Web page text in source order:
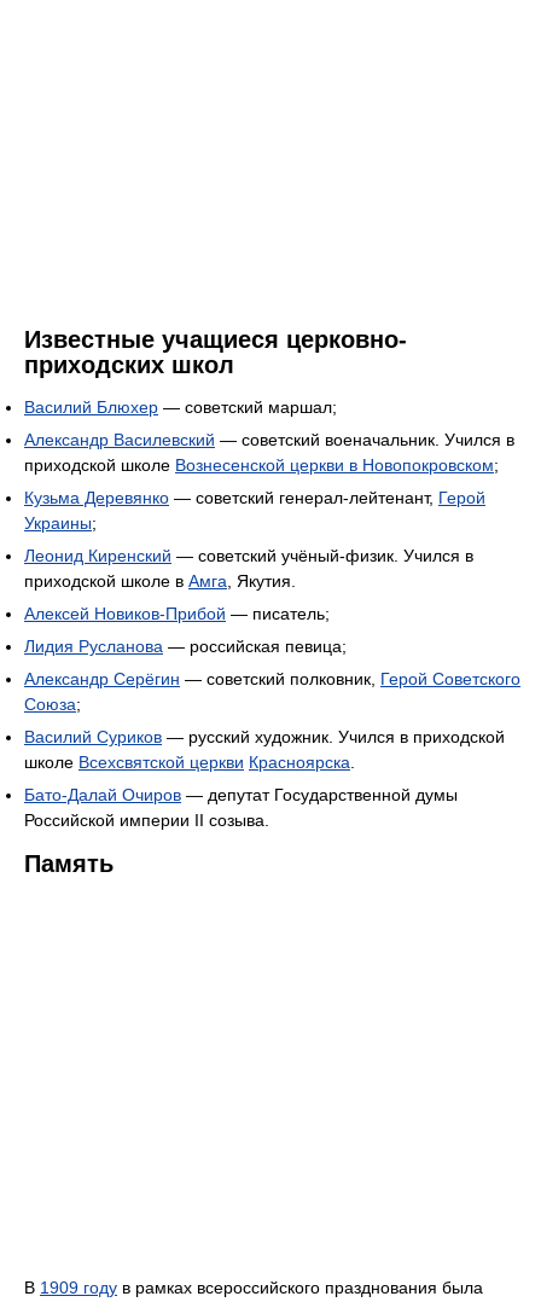
Известные учащиеся церковно-
приходских школ
Василий Блюхер — советский маршал;
Александр Василевский — советский военачальник. Учился в
приходской школе Вознесенской церкви в Новопокровском;
Кузьма Деревянко — советский генерал-лейтенант, Герой
Украины;
Леонид Киренский — советский учёный-физик. Учился в
приходской школе в Амга , Якутия.
Алексей Новиков-Прибой — писатель;
Лидия Русланова — российская певица;
Александр Серёгин — советский полковник, Герой Советского
Союза;
Василий Суриков — русский художник. Учился в приходской
школе Всехсвятской церкви Красноярска
Бато-Далай Очиров — депутат Государственной думы
Российской империи II созыва.
Память
В 1909 году в рамках всероссийского празднования была